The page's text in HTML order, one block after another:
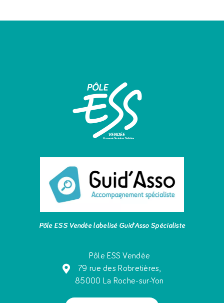
Pôle ESS Vendée labelisé Guid’Asso Spécialiste
Pôle ESS Vendée
79 rue des Robretières,
85000 La Roche-sur-Yon